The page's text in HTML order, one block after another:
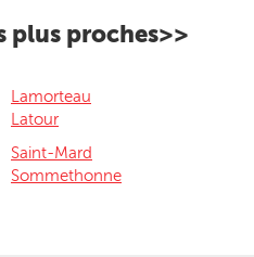
plus proches>>
Lamorteau
Latour
Saint-Mard
Sommethonne